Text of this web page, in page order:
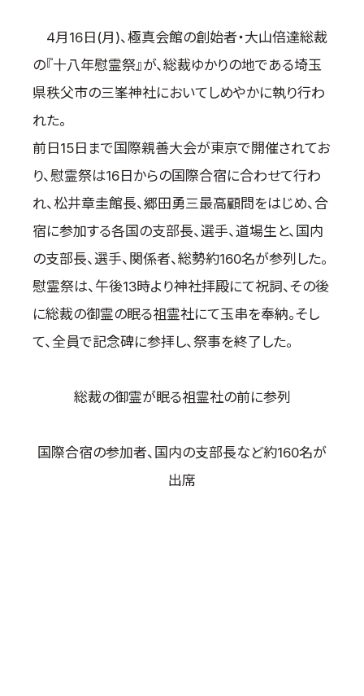
国際空手道連盟について
お知らせ
本部からのお知らせ
公式大会
公式記録
試合規則
入門のご案内
青少年部・保護者の方へ
一般の部・壮年部の方
会員制度
取材のお申し込み
本サイトについて
プライバシーポリシー
4月16日(月)、極真会館の創始者・大山倍達総裁
の『十八年慰霊祭』が、総裁ゆかりの地である埼玉
県秩父市の三峯神社においてしめやかに執り行わ
れた。
前日15日まで国際親善大会が東京で開催されてお
り、慰霊祭は16日からの国際合宿に合わせて行わ
れ、松井章圭館長、郷田勇三最高顧問をはじめ、合
宿に参加する各国の支部長、選手、道場生と、国内
の支部長、選手、関係者、総勢約160名が参列した。
慰霊祭は、午後13時より神社拝殿にて祝詞、その後
に総裁の御霊の眠る祖霊社にて玉串を奉納。そし
て、全員で記念碑に参拝し、祭事を終了した。
総裁の御霊が眠る祖霊社の前に参列
国際合宿の参加者、国内の支部長など約160名が
出席